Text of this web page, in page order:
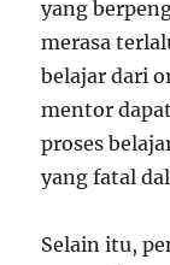
yang
merasa
belajar dari
mentor
proses
yang fatal
Selain itu,